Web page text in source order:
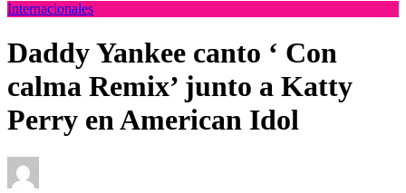
Internacionales
Daddy Yankee canto ‘ Con
calma Remix’ junto a Katty
Perry en American Idol